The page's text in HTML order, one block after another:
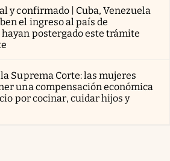
y confirmado | Cuba, Venezuela
el ingreso al país de
postergado este trámite
Suprema Corte: las mujeres
una compensación económica
por cocinar, cuidar hijos y